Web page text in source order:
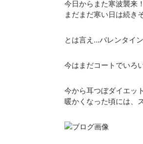
今日からまた寒波襲来！
まだまだ寒い日は続き
とは言え…バレンタイ
今はまだコートでいろ
今から耳つぼダイエッ
暖かくなった頃には、